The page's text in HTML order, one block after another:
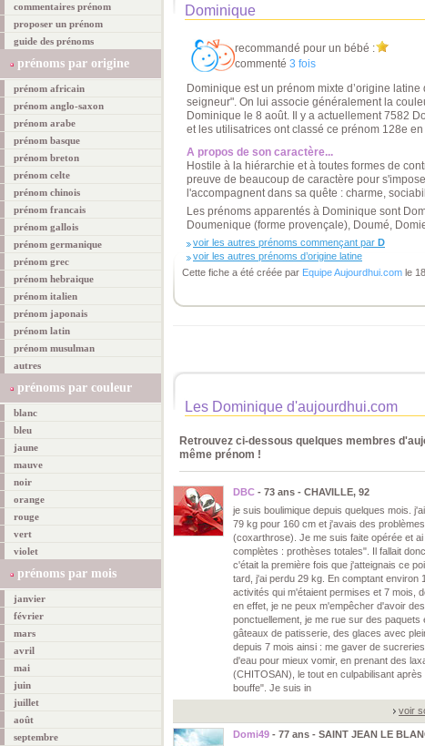
commentaires prénom
proposer un prénom
guide des prénoms
prénoms par origine
prénom africain
prénom anglo-saxon
prénom arabe
prénom basque
prénom breton
prénom celte
prénom chinois
prénom francais
prénom gallois
prénom germanique
prénom grec
prénom hebraique
prénom italien
prénom japonais
prénom latin
prénom musulman
autres
prénoms par couleur
blanc
bleu
jaune
mauve
noir
orange
rouge
vert
violet
prénoms par mois
janvier
février
mars
avril
mai
juin
juillet
août
septembre
Dominique
recommandé pour un bébé :
commenté 3 fois
Dominique est un prénom mixte d’origine
seigneur". On lui associe généralement la
Dominique le 8 août. Il y a actuellement 7582
et les utilisatrices ont classé ce prénom 128e
A propos de son caractère...
Hostile à la hiérarchie et à toutes formes de
preuve de beaucoup de caractère pour
l'accompagnent dans sa quête : charme,
Les prénoms apparentés à Dominique sont
Doumenique (forme provençale), Doumé,
voir les autres prénoms commençant par D
voir les autres prénoms d’origine latine
Cette fiche a été créée par Equipe Aujourdhui.com le
Les Dominique d'aujourdhui.com
Retrouvez ci-dessous quelques membres
même prénom !
DBC - 73 ans - CHAVILLE, 92
je suis boulimique depuis quelques mois.
79 kg pour 160 cm et j'avais des
(coxarthrose). Je me suis faite opérée et
complètes : prothèses totales". Il fallait
c'était la première fois que j'atteignais ce
tard, j'ai perdu 29 kg. En comptant environ
activités qui m'étaient permises et 7 mois,
en effet, je ne peux m'empêcher d'avoir
ponctuellement, je me rue sur des paquets
gâteaux de patisserie, des glaces avec
depuis 7 mois ainsi : me gaver de
d'eau pour mieux vomir, en prenant des
(CHITOSAN), le tout en culpabilisant
bouffe". Je suis in
voir
Domi49 - 77 ans - SAINT JEAN LE